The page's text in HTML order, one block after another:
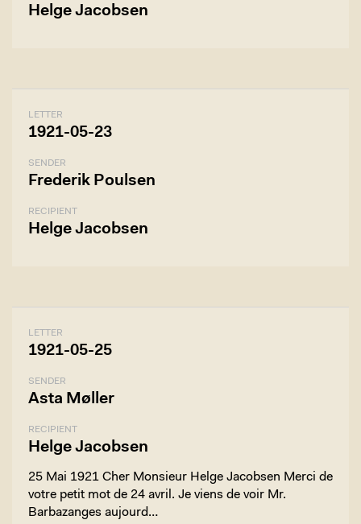
Helge Jacobsen
LETTER
1921-05-23
SENDER
Frederik Poulsen
RECIPIENT
Helge Jacobsen
LETTER
1921-05-25
SENDER
Asta Møller
RECIPIENT
Helge Jacobsen
25 Mai 1921 Cher Monsieur Helge Jacobsen Merci de
votre petit mot de 24 avril. Je viens de voir Mr.
Barbazanges aujourd…